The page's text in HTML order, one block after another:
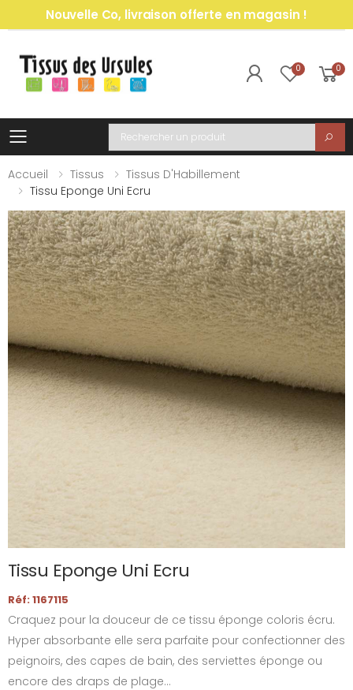
Nouvelle Co, livraison offerte en magasin !
0 0
Toggle mobile menu
Recherche
Accueil
Tissus
Tissus D'Habillement
Tissu Eponge Uni Ecru
Tissu Eponge Uni Ecru
Réf: 1167115
Craquez pour la douceur de ce tissu éponge coloris écru.
Hyper absorbante elle sera parfaite pour confectionner des
peignoirs, des capes de bain, des serviettes éponge ou
encore des draps de plage...